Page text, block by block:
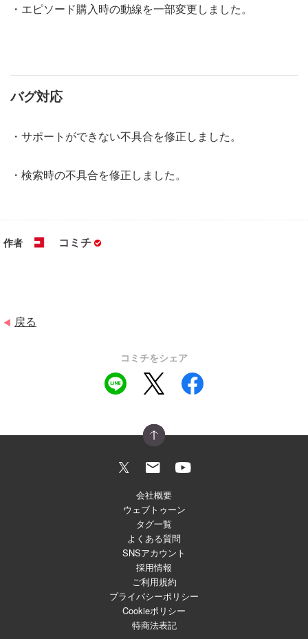
・エピソード購入時の動線を一部変更しました。
バグ対応
・サポートができない不具合を修正しました。
・検索時の不具合を修正しました。
作者 コミチ
◀ 戻る
コミチをシェア
会社概要
ウェブトゥーン
タグ一覧
よくある質問
SNSアカウント
採用情報
ご利用規約
プライバシーポリシー
Cookieポリシー
特商法表記